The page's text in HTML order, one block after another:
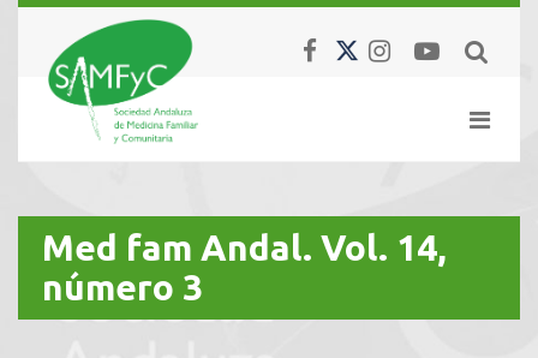
Med fam Andal. Vol. 14,
número 3